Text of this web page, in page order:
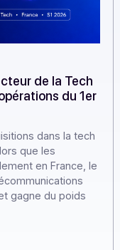
secteur de la
opérations du
dans la
Alors que les